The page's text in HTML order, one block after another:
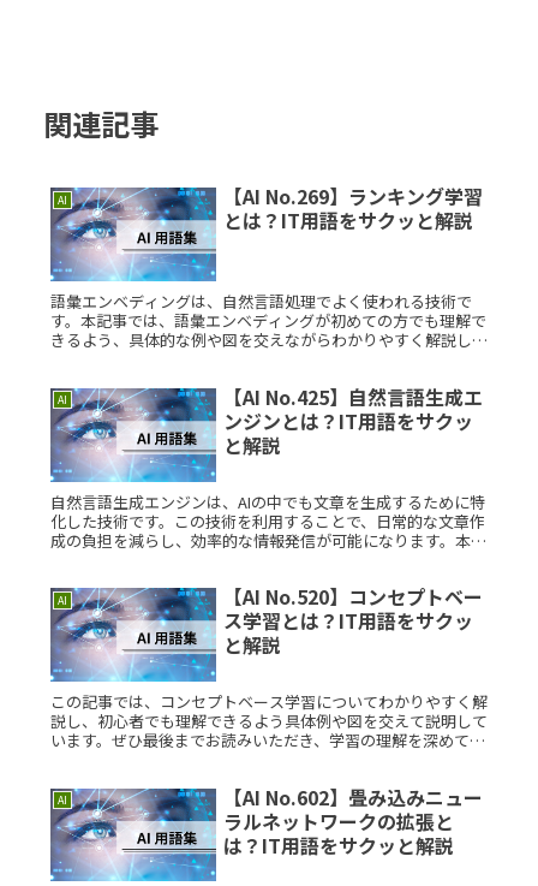
関連記事
AI
【AI No.269】ランキング学習
とは？IT用語をサクッと解説
語彙エンベディングは、自然言語処理でよく使われる技術で
す。本記事では、語彙エンベディングが初めての方でも理解で
きるよう、具体的な例や図を交えながらわかりやすく解説しま
AI
【AI No.425】自然言語生成エ
ンジンとは？IT用語をサクッ
と解説
自然言語生成エンジンは、AIの中でも文章を生成するために特
化した技術です。この技術を利用することで、日常的な文章作
成の負担を減らし、効率的な情報発信が可能になります。本記
AI
【AI No.520】コンセプトベー
ス学習とは？IT用語をサクッ
と解説
この記事では、コンセプトベース学習についてわかりやすく解
説し、初心者でも理解できるよう具体例や図を交えて説明して
います。ぜひ最後までお読みいただき、学習の理解を深めてく
AI
【AI No.602】畳み込みニュー
ラルネットワークの拡張と
は？IT用語をサクッと解説